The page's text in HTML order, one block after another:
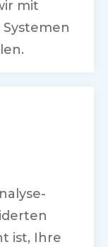
mit
ist, Ihre